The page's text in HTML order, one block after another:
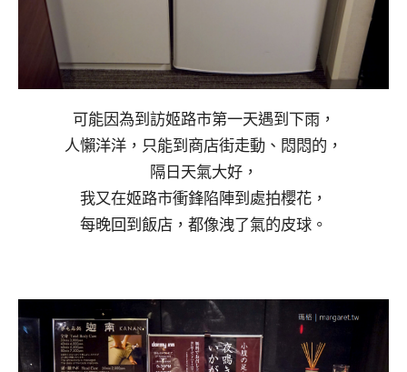
可能因為到訪姬路市第一天遇到下雨，
人懶洋洋，只能到商店街走動、悶悶的，
隔日天氣大好，
我又在姬路市衝鋒陷陣到處拍櫻花，
每晚回到飯店，都像洩了氣的皮球。